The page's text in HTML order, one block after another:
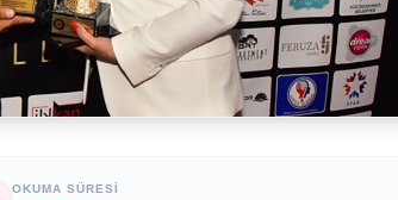
OKUMA SÜRESI